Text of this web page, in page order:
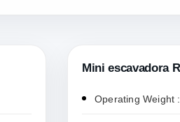
Mini escavadora
Operating Weight